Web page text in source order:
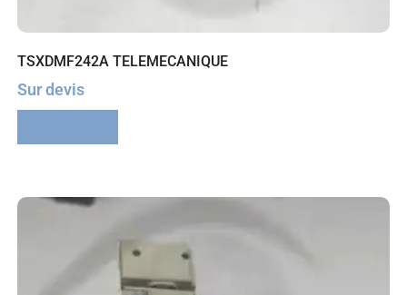
TSXDMF242A TELEMECANIQUE
Sur devis